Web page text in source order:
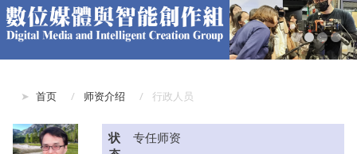
首页 师资介绍 行政人员
状
专任师资